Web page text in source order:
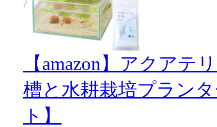
【amazon】アクアテ
槽と水耕栽培プラン
ト】